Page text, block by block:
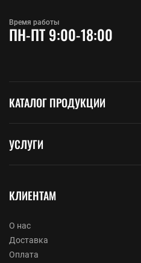
Время работы
ПН-ПТ 9:00-18:00
КАТАЛОГ ПРОДУКЦИИ
УСЛУГИ
КЛИЕНТАМ
О нас
Доставка
Оплата